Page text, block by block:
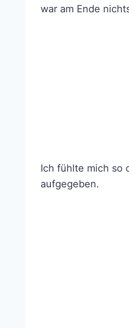
war am Ende
Ich fühlte mich so
aufgegeben.